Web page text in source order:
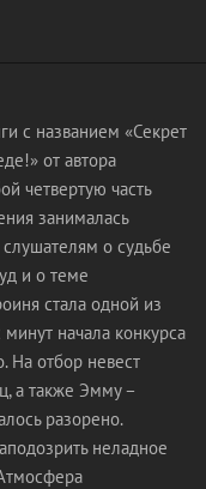
с названием «Секрет
от автора
четвертую часть
занималась
о судьбе
и о теме
стала одной из
начала конкурса
На отбор невест
а также Эмму –
разорено.
неладное